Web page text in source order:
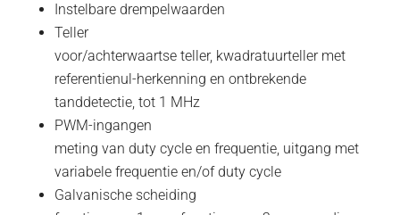
Instelbare drempelwaarden
Teller
voor/achterwaartse teller, kwadratuurteller met
referentienul-herkenning en ontbrekende
tanddetectie, tot 1 MHz
PWM-ingangen
meting van duty cycle en frequentie, uitgang met
variabele frequentie en/of duty cycle
Galvanische scheiding